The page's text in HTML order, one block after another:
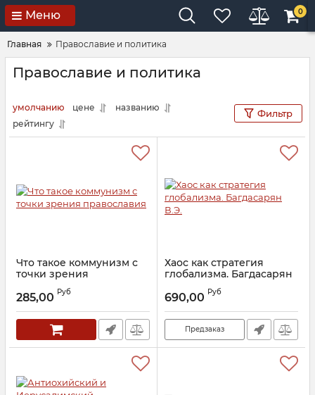
Меню 0
Главная Православие и политика
Православие и политика
умолчанию цене
названию
рейтингу
Фильтр
Что такое коммунизм с
точки зрения
православия
Артикул: 23946
285,00 Руб
Хаос как стратегия
глобализма. Багдасарян
Артикул: 28377
690,00 Руб
Предзаказ